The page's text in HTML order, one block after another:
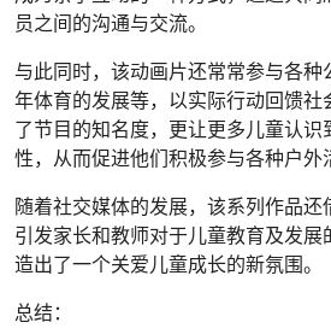
员之间的沟通与交流。
与此同时，该动画片还常常参与各种
年体育的发展等，以实际行动回馈社
了节目的知名度，更让更多儿童认识
性，从而促进他们积极参与各种户外
随着社交媒体的发展，该系列作品还
引发家长和教师对于儿童教育及发展
造出了一个关爱儿童成长的新氛围。
总结：